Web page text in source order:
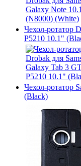
Чехол-ротатор
P5210 10.1"
Чехол-ротатор
(Black)